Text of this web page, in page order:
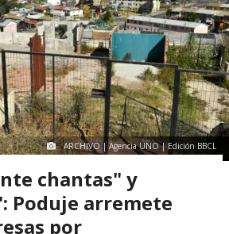
> Noticia